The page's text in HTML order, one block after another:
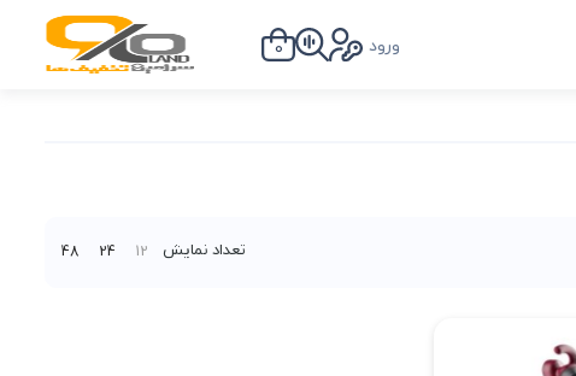
ورود 0
تعداد نمایش 12
24
48